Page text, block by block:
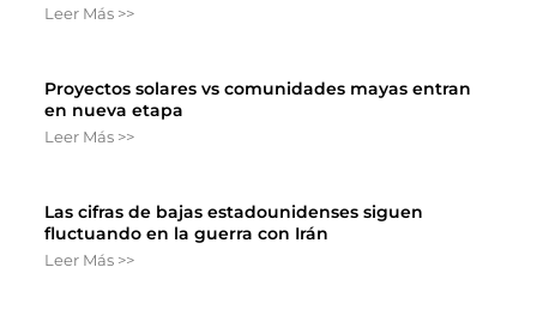
Leer Más >>
Proyectos solares vs comunidades mayas entran
en nueva etapa
Leer Más >>
Las cifras de bajas estadounidenses siguen
fluctuando en la guerra con Irán
Leer Más >>